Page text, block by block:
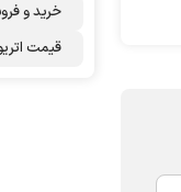
خرید و
قیمت